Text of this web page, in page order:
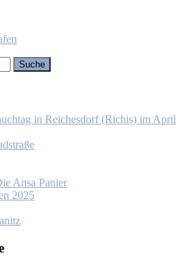
in Rei­ches­dorf (Ri­chiș) im April
An­sa Pa­nier
2025